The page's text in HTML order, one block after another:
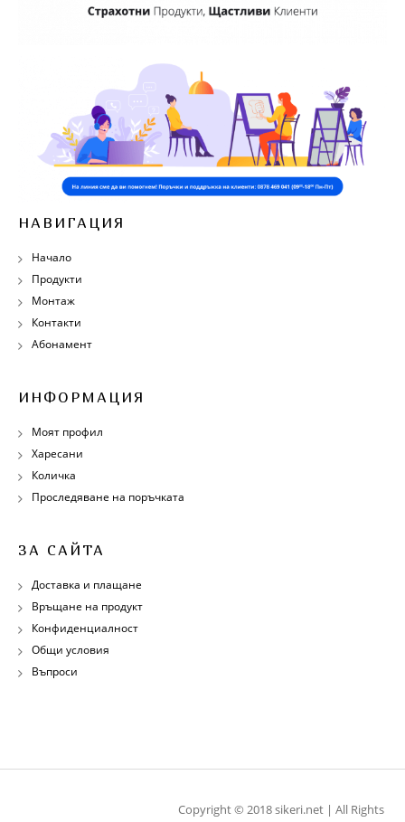
НАВИГАЦИЯ
Начало
Продукти
Монтаж
Контакти
Абонамент
ИНФОРМАЦИЯ
Моят профил
Харесани
Количка
Проследяване на поръчката
ЗА САЙТА
Доставка и плащане
Връщане на продукт
Конфиденциалност
Общи условия
Въпроси
Copyright © 2018 sikeri.net | All Rights